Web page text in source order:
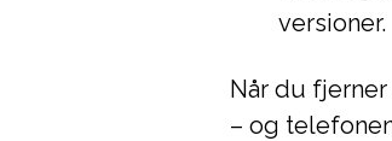
versioner.
Når du
– og